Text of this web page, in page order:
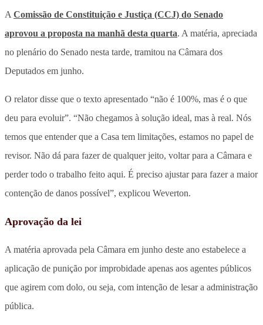
A Comissão de Constituição e Justiça (CCJ) do Senado
aprovou a proposta na manhã desta quarta. A matéria, apreciada
no plenário do Senado nesta tarde, tramitou na Câmara dos
Deputados em junho.
O relator disse que o texto apresentado “não é 100%, mas é o que
deu para evoluir”. “Não chegamos à solução ideal, mas à real. Nós
temos que entender que a Casa tem limitações, estamos no papel de
revisor. Não dá para fazer de qualquer jeito, voltar para a Câmara e
perder todo o trabalho feito aqui. É preciso ajustar para fazer a maior
contenção de danos possível”, explicou Weverton.
Aprovação da lei
A matéria aprovada pela Câmara em junho deste ano estabelece a
aplicação de punição por improbidade apenas aos agentes públicos
que agirem com dolo, ou seja, com intenção de lesar a administração
pública.